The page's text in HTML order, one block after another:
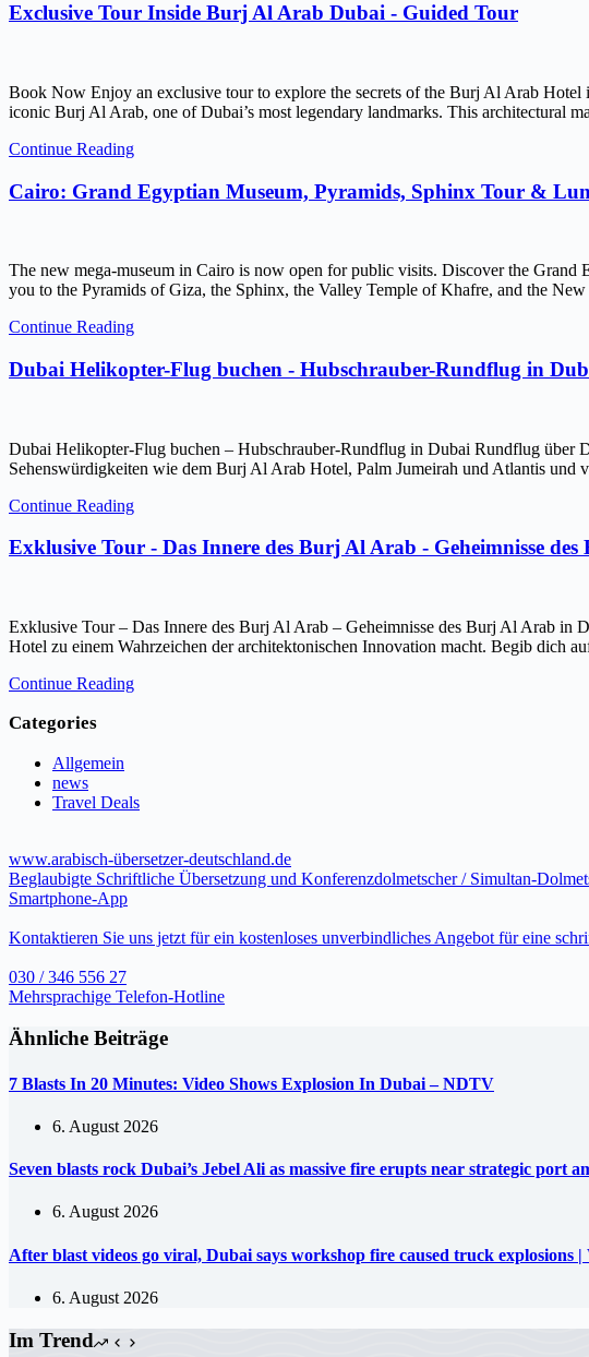
Exclusive Tour Inside Burj Al Arab Dubai - Guided Tour
Book Now Enjoy an exclusive tour to explore the secrets of the Burj Al Arab
iconic Burj Al Arab, one of Dubai’s most legendary landmarks. This architectural
Continue Reading
Cairo: Grand Egyptian Museum, Pyramids, Sphinx Tour &
The new mega-museum in Cairo is now open for public visits. Discover the
you to the Pyramids of Giza, the Sphinx, the Valley Temple of Khafre, and the
Continue Reading
Dubai Helikopter-Flug buchen - Hubschrauber-Rundflug in
Dubai Helikopter-Flug buchen – Hubschrauber-Rundflug in Dubai Rundflug über
Sehenswürdigkeiten wie dem Burj Al Arab Hotel, Palm Jumeirah und Atlantis und
Continue Reading
Exklusive Tour - Das Innere des Burj Al Arab - Geheimnisse
Exklusive Tour – Das Innere des Burj Al Arab – Geheimnisse des Burj Al Arab in
Hotel zu einem Wahrzeichen der architektonischen Innovation macht. Begib dich
Continue Reading
Categories
Allgemein
news
Travel Deals
www.arabisch-übersetzer-deutschland.de
Beglaubigte Schriftliche Übersetzung und Konferenzdolmetscher / Simultan-
Smartphone-App
Kontaktieren Sie uns jetzt für ein kostenloses unverbindliches Angebot für eine
030 / 346 556 27
Mehrsprachige Telefon-Hotline
Ähnliche Beiträge
7 Blasts In 20 Minutes: Video Shows Explosion In Dubai – NDTV
6. August 2026
Seven blasts rock Dubai’s Jebel Ali as massive fire erupts near strategic port
6. August 2026
After blast videos go viral, Dubai says workshop fire caused truck explosions
6. August 2026
Im Trend